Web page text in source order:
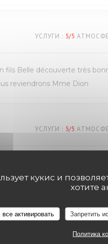
кукис и
хотите
активировать Запретить
Политика
УСЛУГИ : 5/5
Belle découverte très
reviendrons Mme Dion
УСЛУГИ : 5/5
УСЛУГИ 4/5